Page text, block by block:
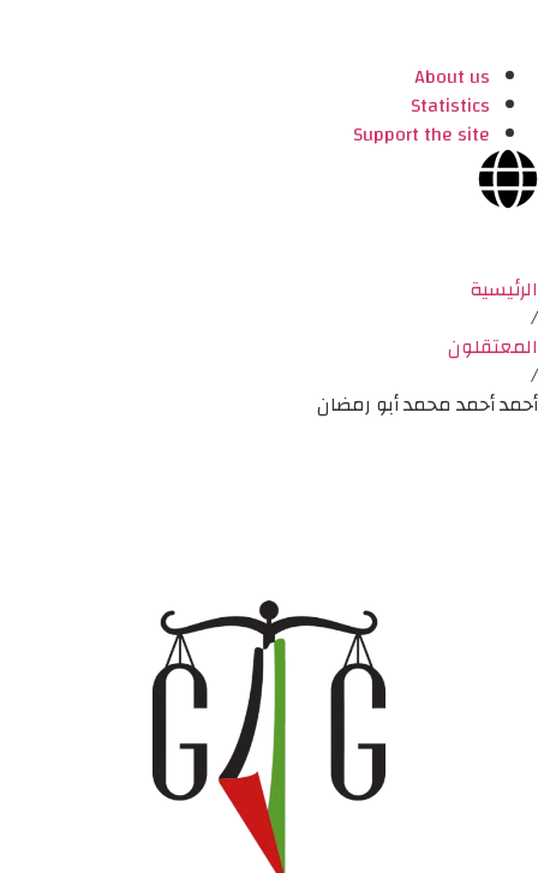
About us
Statistics
Support the site
الرئيسية
/
المعتقلون
/
أحمد أحمد محمد أبو رمضان